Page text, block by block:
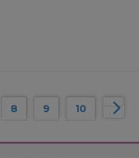
8 9 10